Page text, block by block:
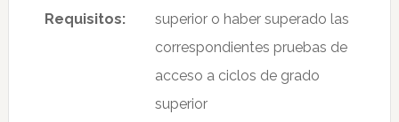
Requisitos:
superior o haber superado las
correspondientes pruebas de
acceso a ciclos de grado
superior